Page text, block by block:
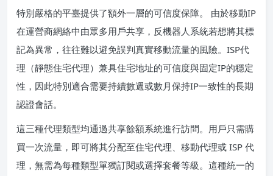
特別嚴格的平臺提供了額外一層的可信度保障。 由於移動IP
在運營商網絡中由眾多用戶共享，反機器人系統若想將其標
記為異常，往往難以避免誤判真實移動流量的風險。ISP代
理（靜態住宅代理）兼具住宅地址的可信度與固定IP的穩定
性，因此特別適合需要持續數週或數月保持IP一致性的長期
認證會話。
這三種代理類型均通過共享餘額系統進行訪問。用戶只需購
買一次流量，即可將其分配至住宅代理、移動代理或 ISP 代
理，無需為每種類型單獨訂閱或選擇套餐等級。這種統一的